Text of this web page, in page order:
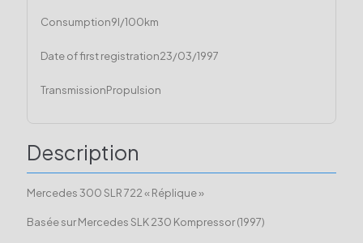
Consumption9l/100km
Date of first registration23/03/1997
TransmissionPropulsion
Description
Mercedes 300 SLR 722 « Réplique »
Basée sur Mercedes SLK 230 Kompressor (1997)